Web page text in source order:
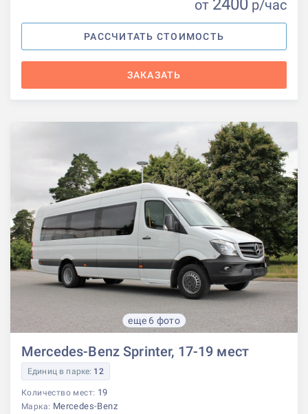
от 2400 р/час
РАССЧИТАТЬ СТОИМОСТЬ
ЗАКАЗАТЬ
еще 6 фото
Mercedes-Benz Sprinter, 17-19 мест
Единиц в парке: 12
Количество мест: 19
Марка: Mercedes-Benz